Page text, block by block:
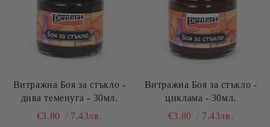
Витражна Боя за стъкло -
дива теменуга - 30мл.
€3.80
7.43лв.
Витражна Боя за стъкло -
циклама - 30мл.
€3.80
7.43лв.